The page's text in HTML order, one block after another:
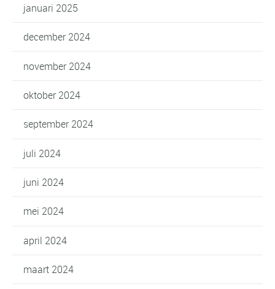
januari 2025
december 2024
november 2024
oktober 2024
september 2024
juli 2024
juni 2024
mei 2024
april 2024
maart 2024